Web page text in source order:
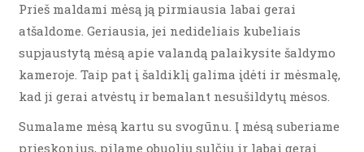
Prieš maldami mėsą ją pirmiausia labai gerai
atšaldome. Geriausia, jei nedideliais kubeliais
supjaustytą mėsą apie valandą palaikysite šaldymo
kameroje. Taip pat į šaldiklį galima įdėti ir mėsmalę,
kad ji gerai atvėstų ir bemalant nesušildytų mėsos.
Sumalame mėsą kartu su svogūnu. Į mėsą suberiame
prieskonius, pilame obuolių sulčių ir labai gerai